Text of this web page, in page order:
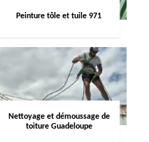
Peinture tôle et tuile 971
Nettoyage et démoussage de
toiture Guadeloupe